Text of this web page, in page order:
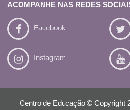
ACOMPANHE NAS REDES
Facebook
Instagram
Centro de Educação © Copyright